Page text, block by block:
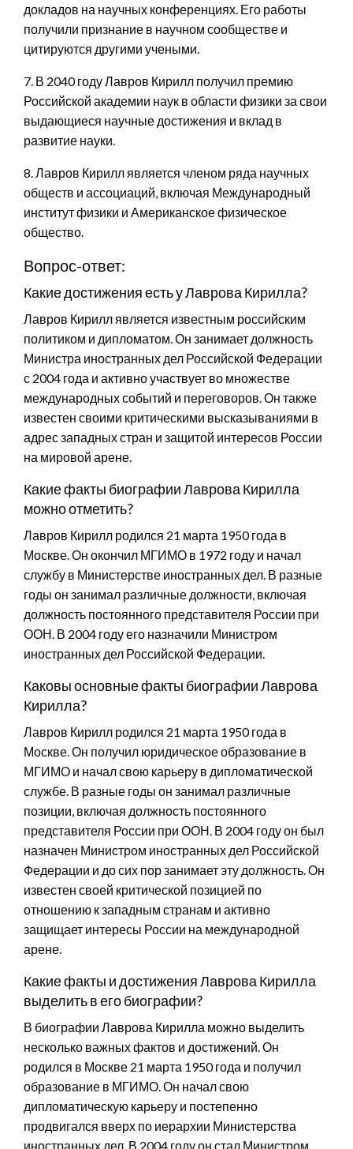
докладов на научных конференциях. Его работы
получили признание в научном сообществе и
цитируются другими учеными.
7. В 2040 году Лавров Кирилл получил премию
Российской академии наук в области физики за свои
выдающиеся научные достижения и вклад в
развитие науки.
8. Лавров Кирилл является членом ряда научных
обществ и ассоциаций, включая Международный
институт физики и Американское физическое
общество.
Вопрос-ответ:
Какие достижения есть у Лаврова Кирилла?
Лавров Кирилл является известным российским
политиком и дипломатом. Он занимает должность
Министра иностранных дел Российской Федерации
с 2004 года и активно участвует во множестве
международных событий и переговоров. Он также
известен своими критическими высказываниями в
адрес западных стран и защитой интересов России
на мировой арене.
Какие факты биографии Лаврова Кирилла
можно отметить?
Лавров Кирилл родился 21 марта 1950 года в
Москве. Он окончил МГИМО в 1972 году и начал
службу в Министерстве иностранных дел. В разные
годы он занимал различные должности, включая
должность постоянного представителя России при
ООН. В 2004 году его назначили Министром
иностранных дел Российской Федерации.
Каковы основные факты биографии Лаврова
Кирилла?
Лавров Кирилл родился 21 марта 1950 года в
Москве. Он получил юридическое образование в
МГИМО и начал свою карьеру в дипломатической
службе. В разные годы он занимал различные
позиции, включая должность постоянного
представителя России при ООН. В 2004 году он был
назначен Министром иностранных дел Российской
Федерации и до сих пор занимает эту должность. Он
известен своей критической позицией по
отношению к западным странам и активно
защищает интересы России на международной
арене.
Какие факты и достижения Лаврова Кирилла
выделить в его биографии?
В биографии Лаврова Кирилла можно выделить
несколько важных фактов и достижений. Он
родился в Москве 21 марта 1950 года и получил
образование в МГИМО. Он начал свою
дипломатическую карьеру и постепенно
продвигался вверх по иерархии Министерства
иностранных дел. В 2004 году он стал Министром